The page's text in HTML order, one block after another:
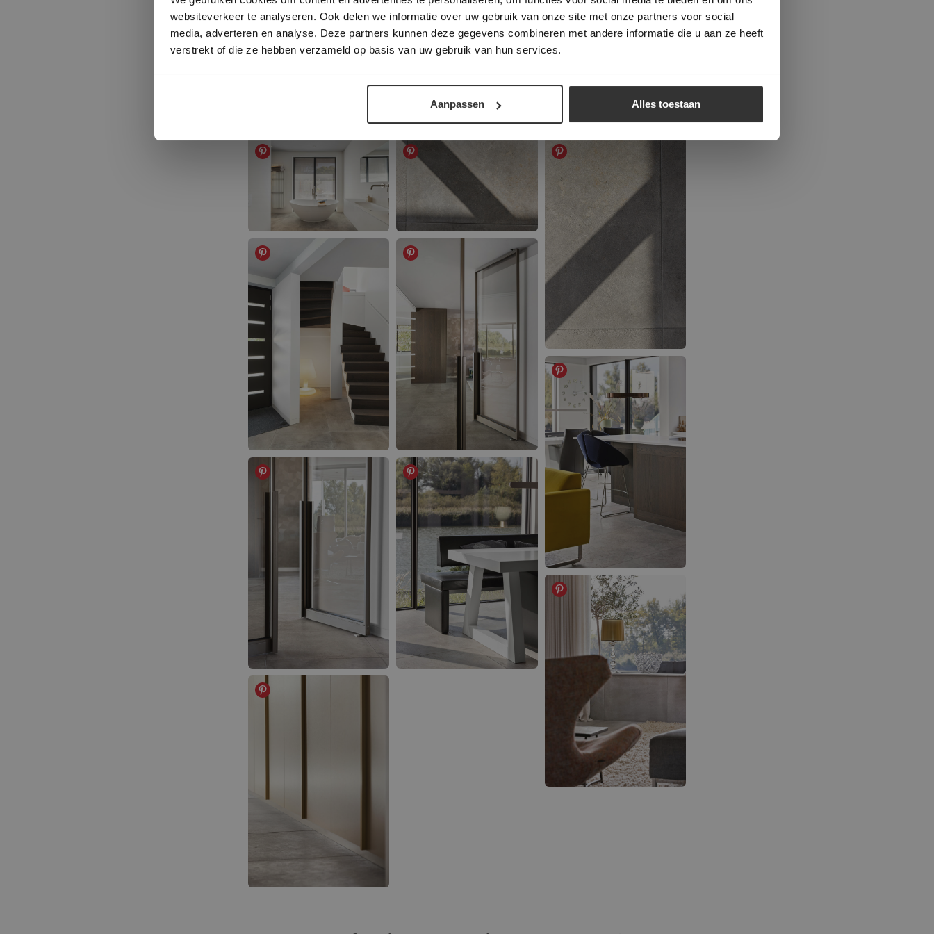
websiteverkeer te analyseren. Ook delen we informatie over uw gebruik van onze site met onze partners voor social
media, adverteren en analyse. Deze partners kunnen deze gegevens combineren met andere informatie die u aan ze heeft
verstrekt of die ze hebben verzameld op basis van uw gebruik van hun services.
Aanpassen Alles toestaan
ALLES ACCEPTEREN ALLES AFWIJZEN